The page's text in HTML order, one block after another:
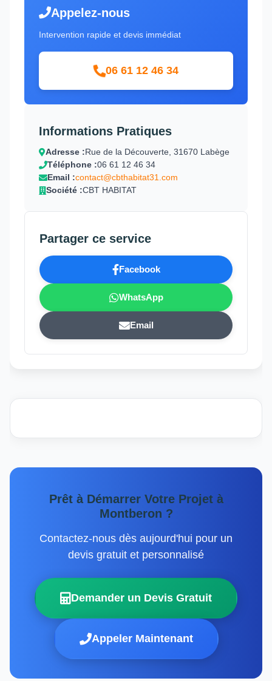
Appelez-nous
Intervention rapide et devis immédiat
06 61 12 46 34
Informations Pratiques
Adresse :Rue de la Découverte, 31670 Labège
Téléphone :06 61 12 46 34
Email :contact@cbthabitat31.com
Société :CBT HABITAT
Partager ce service
Facebook
WhatsApp
Email
Prêt à Démarrer Votre Projet à
Montberon ?
Contactez-nous dès aujourd'hui pour un
devis gratuit et personnalisé
Demander un Devis Gratuit
Appeler Maintenant